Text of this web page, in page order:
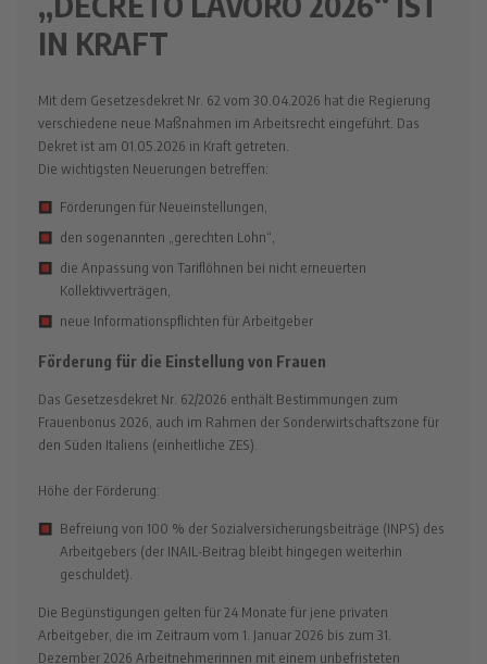
IN KRAFT
Mit dem Gesetzesdekret Nr. 62 vom 30.04.2026 hat die Regierung
verschiedene neue Maßnahmen im Arbeitsrecht eingeführt. Das
Dekret ist am 01.05.2026 in Kraft getreten.
Die wichtigsten Neuerungen betreffen:
Förderungen für Neueinstellungen,
den sogenannten „gerechten Lohn“,
die Anpassung von Tariflöhnen bei nicht erneuerten
Kollektivverträgen,
neue Informationspflichten für Arbeitgeber
Förderung für die Einstellung von Frauen
Das Gesetzesdekret Nr. 62/2026 enthält Bestimmungen zum
Frauenbonus 2026, auch im Rahmen der Sonderwirtschaftszone für
den Süden Italiens (einheitliche ZES).
Höhe der Förderung:
Befreiung von 100 % der Sozialversicherungsbeiträge (INPS) des
Arbeitgebers (der INAIL-Beitrag bleibt hingegen weiterhin
geschuldet).
Die Begünstigungen gelten für 24 Monate für jene privaten
Arbeitgeber, die im Zeitraum vom 1. Januar 2026 bis zum 31.
Dezember 2026 Arbeitnehmerinnen mit einem unbefristeten